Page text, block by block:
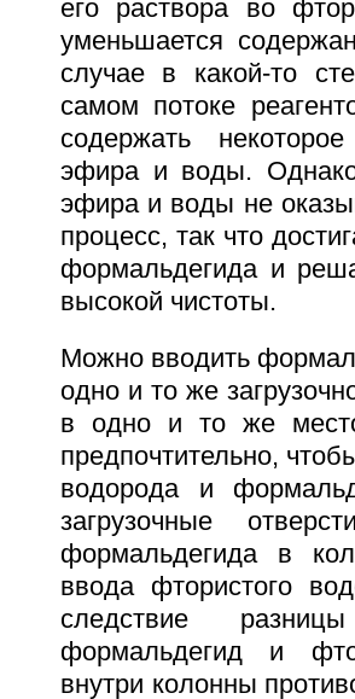
его раствора во
уменьшается
случае в какой-то
самом потоке
содержать
эфира и воды. Однако
эфира и воды не
процесс, так что
формальдегида и
высокой чистоты.
Можно вводить
одно и то же
в одно и то же
предпочтительно,
водорода и
загрузочные
формальдегида в
ввода фтористого
следствие
формальдегид и
внутри колонны